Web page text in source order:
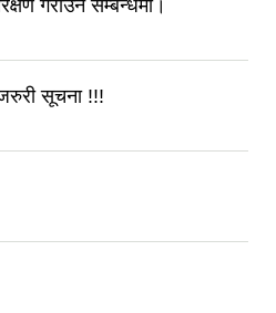
गराउँने सम्बन्धमा।
सूचना !!!